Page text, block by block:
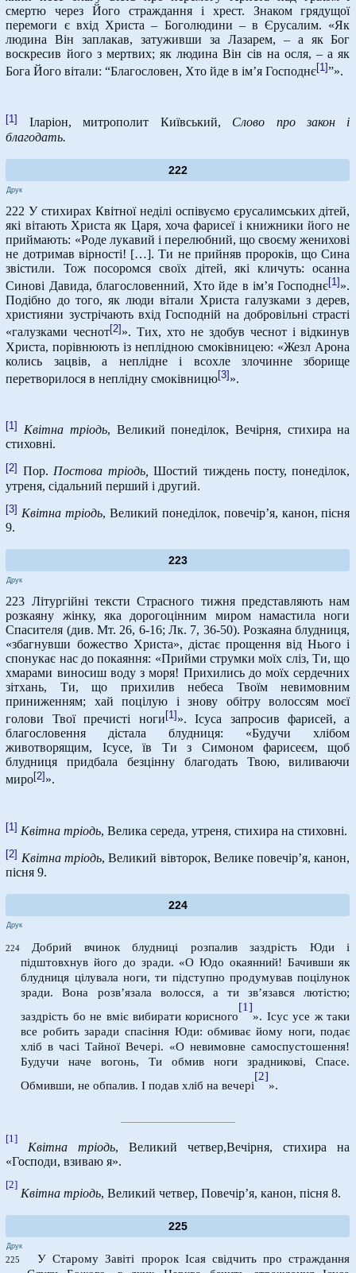
смертю через Його страждання і хрест. Знаком грядущої
перемоги є вхід Христа – Боголюдини – в Єрусалим. «Як
людина Він заплакав, затуживши за Лазарем, – а як Бог
воскресив його з мертвих; як людина Він сів на осля, – а як
Бога Його вітали: “Благословен, Хто йде в ім’я Господнє[1]”».
[1] Іларіон, митрополит Київський, Слово про закон і
благодать.
222
Друк
222 У стихирах Квітної неділі оспівуємо єрусалимських дітей,
які вітають Христа як Царя, хоча фарисеї і книжники його не
приймають: «Роде лукавий і перелюбний, що своєму женихові
не дотримав вірності! […]. Ти не прийняв пророків, що Сина
звістили. Тож посоромся своїх дітей, які кличуть: осанна
Синові Давида, благословенний, Хто йде в ім’я Господнє[1] ».
Подібно до того, як люди вітали Христа галузками з дерев,
християни зустрічають вхід Господній на добровільні страсті
«галузками чеснот[2]». Тих, хто не здобув чеснот і відкинув
Христа, порівнюють із неплідною смоківницею: «Жезл Арона
колись зацвів, а неплідне і всохле злочинне зборище
перетворилося в неплідну смоківницю[3]».
[1] Квітна тріодь, Великий понеділок, Вечірня, стихира на
стиховні.
[2] Пор.Постова тріодь, Шостий тиждень посту, понеділок,
утреня, сідальний перший і другий.
[3] Квітна тріодь, Великий понеділок, повечір’я, канон, пісня
9.
223
Друк
223 Літургійні тексти Страсного тижня представляють нам
розкаяну жінку, яка дорогоцінним миром намастила ноги
Спасителя (див. Мт. 26, 6-16; Лк. 7, 36-50). Розкаяна блудниця,
«збагнувши божество Христа», дістає прощення від Нього і
спонукає нас до покаяння: «Прийми струмки моїх сліз, Ти, що
хмарами виносиш воду з моря! Прихились до моїх сердечних
зітхань, Ти, що прихилив небеса Твоїм невимовним
приниженням; хай поцілую і знову обітру волоссям моєї
голови Твої пречисті ноги [1] ». Ісуса запросив фарисей, а
благословення дістала блудниця: «Будучи хлібом
животворящим, Ісусе, їв Ти з Симоном фарисеєм, щоб
блудниця придбала безцінну благодать Твою, виливаючи
миро[2]».
[1] Квітна тріодь, Велика середа, утреня, стихира на стиховні.
[2] Квітна тріодь, Великий вівторок, Велике повечір’я, канон,
пісня 9.
224
Друк
224 Добрий вчинок блудниці розпалив заздрість Юди і
підштовхнув його до зради. «О Юдо окаянний! Бачивши як
блудниця цілувала ноги, ти підступно продумував поцілунок
зради. Вона розв’язала волосся, а ти зв’язався лютістю;
заздрість бо не вміє вибирати корисного
[1]
». Ісус усе ж таки
все робить заради спасіння Юди: обмиває йому ноги, подає
хліб в часі Тайної Вечері. «О невимовне самоспустошення!
Будучи наче вогонь, Ти обмив ноги зрадникові, Спасе.
Обмивши, не обпалив. І подав хліб на вечері
[2]
».
[1]
Квітна тріодь, Великий четвер,Вечірня, стихира на
«Господи, взиваю я».
[2]
Квітна тріодь, Великий четвер, Повечір’я, канон, пісня 8.
225
Друк
225
У Старому Завіті пророк Ісая свідчить про страждання